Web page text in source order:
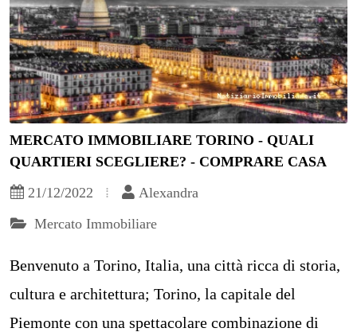
MERCATO IMMOBILIARE TORINO - QUALI
QUARTIERI SCEGLIERE? - COMPRARE CASA
21/12/2022
Alexandra
Mercato Immobiliare
Benvenuto a Torino, Italia, una città ricca di storia,
cultura e architettura; Torino, la capitale del
Piemonte con una spettacolare combinazione di